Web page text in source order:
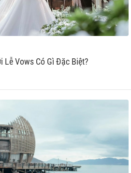
Lễ Vows Có Gì Đặc Biệt?